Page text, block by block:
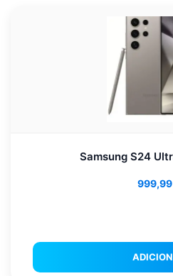
Samsung S24
999,99